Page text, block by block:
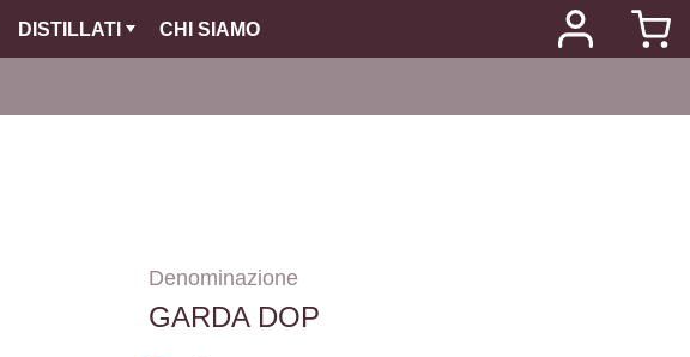
DISTILLATI CHI SIAMO
Denominazione
GARDA DOP